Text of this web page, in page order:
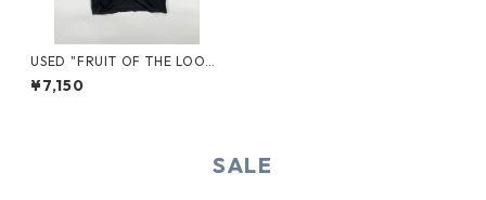
USED "FRUIT OF THE LOO
M" TEE
¥7,150
SALE